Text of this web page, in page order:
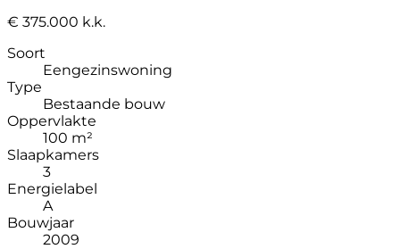
€ 375.000 k.k.
Soort
Eengezinswoning
Type
Bestaande bouw
Oppervlakte
100 m²
Slaapkamers
3
Energielabel
A
Bouwjaar
2009